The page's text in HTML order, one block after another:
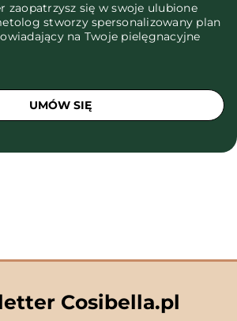
zaopatrzysz się w swoje ulubione
stworzy spersonalizowany plan
na Twoje pielęgnacyjne
UMÓW SIĘ
Cosibella.pl